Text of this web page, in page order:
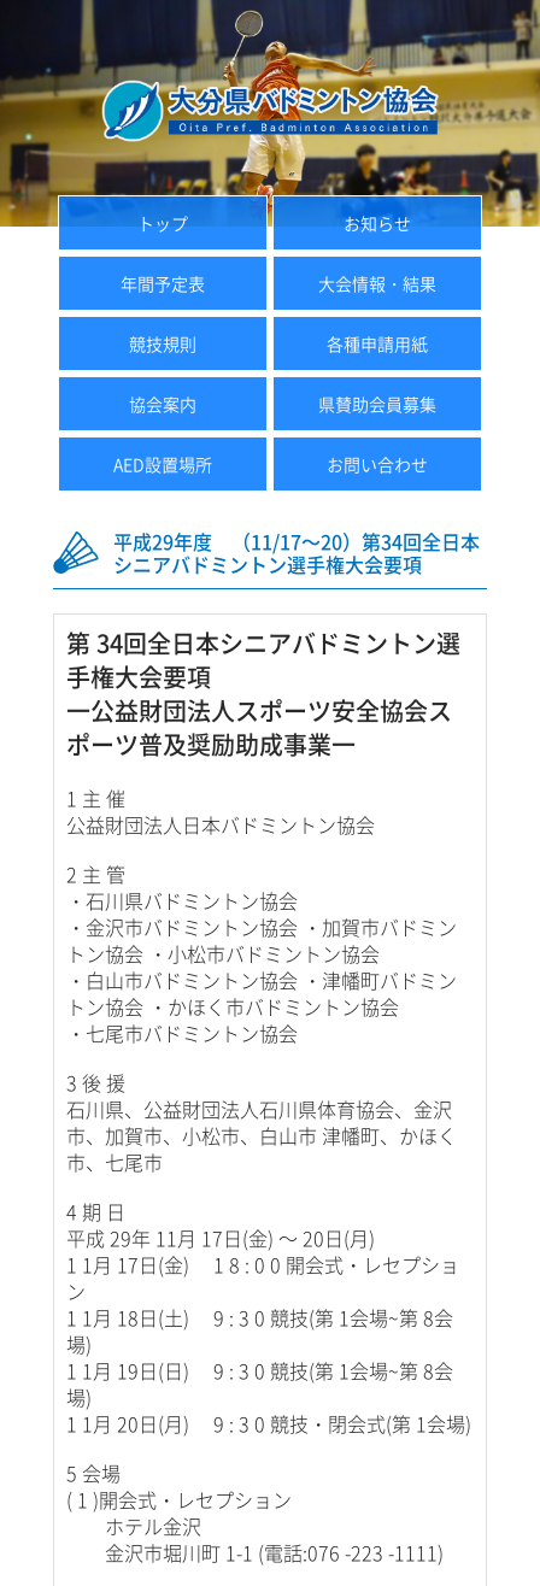
トップ お知らせ
年間予定表 大会情報・結果
競技規則 各種申請用紙
協会案内 県賛助会員募集
AED設置場所 お問い合わせ
平成29年度 （11/17～20）第34回全日本
シニアバドミントン選手権大会要項
第 34回全日本シニアバドミントン選
手権大会要項
一公益財団法人スポーツ安全協会ス
ポーツ普及奨励助成事業一
1 主 催
公益財団法人日本バドミントン協会
2 主 管
・石川県バドミントン協会
・金沢市バドミントン協会 ・加賀市バドミン
トン協会 ・小松市バドミントン協会
・白山市バドミントン協会 ・津幡町バドミン
トン協会 ・かほく市バドミントン協会
・七尾市バドミントン協会
3 後 援
石川県、公益財団法人石川県体育協会、金沢
市、加賀市、小松市、白山市 津幡町、かほく
市、七尾市
4 期 日
平成 29年 11月 17日(金) ～ 20日(月)
1 1月 17日(金) 1 8 : 0 0 開会式・レセプショ
ン
1 1月 18日(土) 9 : 3 0 競技(第 1会場~第 8会
場)
1 1月 19日(日) 9 : 3 0 競技(第 1会場~第 8会
場)
1 1月 20日(月) 9 : 3 0 競技・閉会式(第 1会場)
5 会場
( 1 )開会式・レセプション
ホテル金沢
金沢市堀川町 1-1 (電話:076 -223 -1111)